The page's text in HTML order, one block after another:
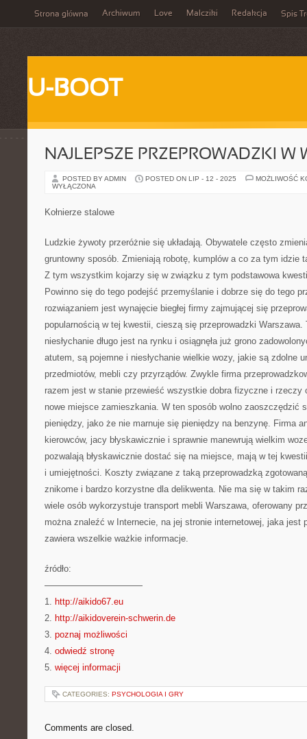
Strona główna Archiwum Love Malcziki Redakcja Spis
U-BOOT
NAJLEPSZE PRZEPROWADZKI W
POSTED BY ADMIN POSTED ON LIP - 12 - 2025
MOŻLIWOŚĆ
WYŁĄCZONA
Kołnierze stalowe
Ludzkie żywoty przeróżnie się układają. Obywatele często
gruntowny sposób. Zmieniają robotę, kumplów a co za tym idzie
Z tym wszystkim kojarzy się w związku z tym podstawowa
Powinno się do tego podejść przemyślanie i dobrze się do tego
rozwiązaniem jest wynajęcie biegłej firmy zajmującej się
popularnością w tej kwestii, cieszą się przeprowadzki Warszawa.
niesłychanie długo jest na rynku i osiągnęła już grono
atutem, są pojemne i niesłychanie wielkie wozy, jakie są zdolne
przedmiotów, mebli czy przyrządów. Zwykle firma
razem jest w stanie przewieść wszystkie dobra fizyczne i rzeczy
nowe miejsce zamieszkania. W ten sposób wolno zaoszczędzić
pieniędzy, jako że nie marnuje się pieniędzy na benzynę. Firma
kierowców, jacy błyskawicznie i sprawnie manewrują wielkim
pozwalają błyskawicznie dostać się na miejsce, mają w tej
i umiejętności. Koszty związane z taką przeprowadzką
znikome i bardzo korzystne dla delikwenta. Nie ma się w takim
wiele osób wykorzystuje transport mebli Warszawa, oferowany
można znaleźć w Internecie, na jej stronie internetowej, jaka jest
zawiera wszelkie ważkie informacje.
źródło:
———————————
1. http://aikido67.eu
2. http://aikidoverein-schwerin.de
3. poznaj możliwości
4. odwiedź stronę
5. więcej informacji
CATEGORIES: PSYCHOLOGIA I GRY
Comments are closed.